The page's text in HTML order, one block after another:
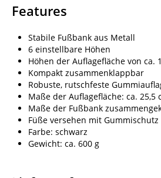
Features
Stabile Fußbank aus Metall
6 einstellbare Höhen
Höhen der Auflagefläche von ca.
Kompakt zusammenklappbar
Robuste, rutschfeste
Maße der Auflagefläche: ca. 25,5
Maße der Fußbank
Füße versehen mit Gummischutz
Farbe: schwarz
Gewicht: ca. 600 g